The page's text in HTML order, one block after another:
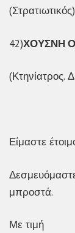
42)ΧΟΥΣΝΗ
(Κτηνίατρος.
Είμαστε
μπροστά.
Με τιμή